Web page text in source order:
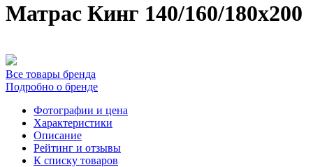
Матрас Кинг 140/160/180х200
Все товары бренда
Подробно о бренде
Фотографии и цена
Характеристики
Описание
Рейтинг и отзывы
К списку товаров